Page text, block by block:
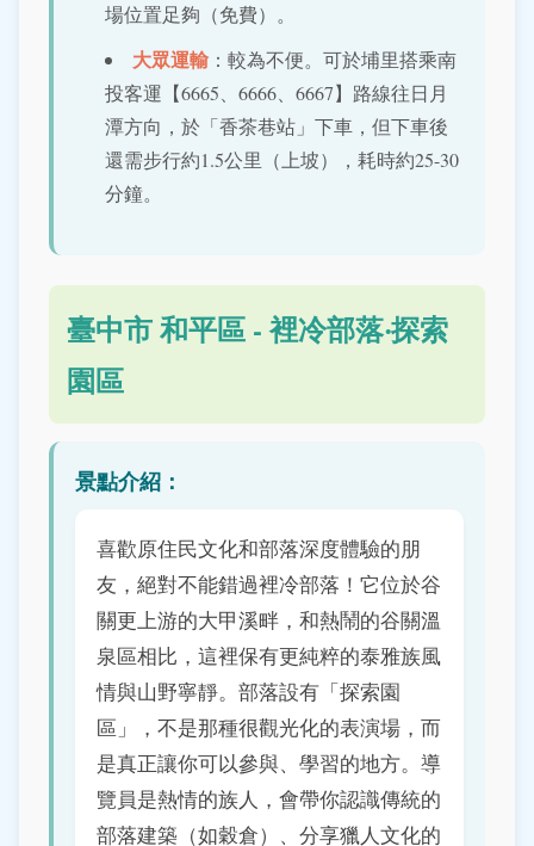
場位置足夠（免費）。
大眾運輸 ：較為不便。可於埔里搭乘南
投客運【6665、6666、6667】路線往日月
潭方向，於「香茶巷站」下車，但下車後
還需步行約1.5公里（上坡），耗時約25-30
分鐘。
臺中市 和平區 - 裡冷部落‧探索
園區
景點介紹：
喜歡原住民文化和部落深度體驗的朋
友，絕對不能錯過裡冷部落！它位於谷
關更上游的大甲溪畔，和熱鬧的谷關溫
泉區相比，這裡保有更純粹的泰雅族風
情與山野寧靜。部落設有「探索園
區」，不是那種很觀光化的表演場，而
是真正讓你可以參與、學習的地方。導
覽員是熱情的族人，會帶你認識傳統的
部落建築（如穀倉）、分享獵人文化的